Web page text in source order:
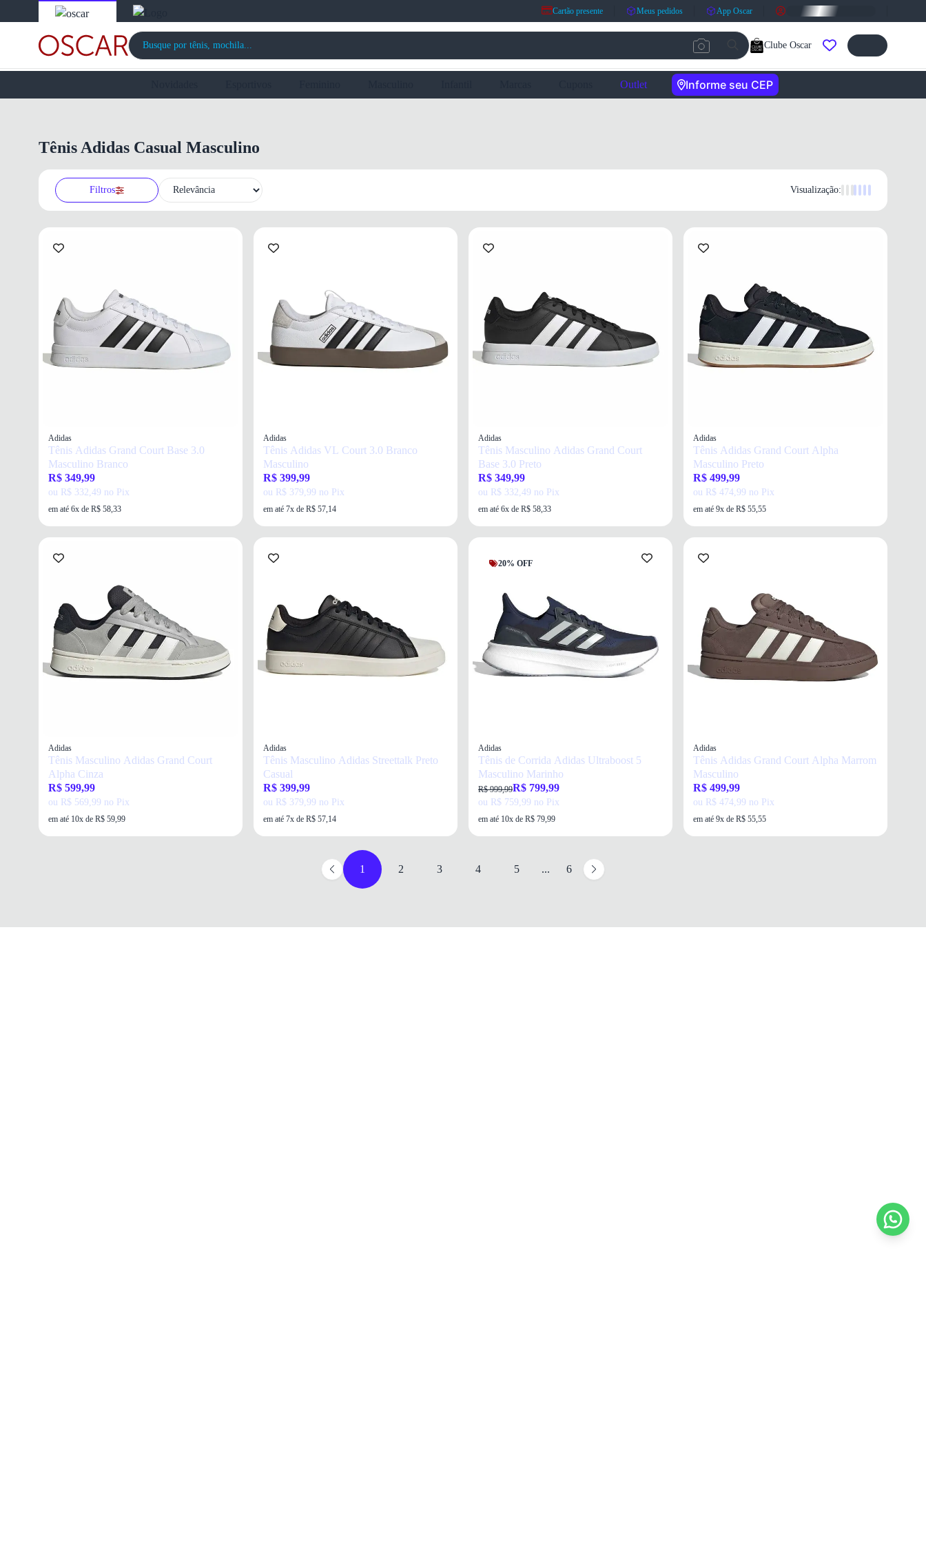
Cartão presente Meus pedidos App Oscar
Clube Oscar
Outlet Informe seu CEP
Tênis Adidas Casual Masculino
Filtros Visualização:
Adidas
Tênis Adidas Grand Court Base 3.0
Masculino Branco
R$ 349,99
ou R$ 332,49 no Pix
em até 6x de R$ 58,33
Adidas
Tênis Adidas VL Court 3.0 Branco
Masculino
R$ 399,99
ou R$ 379,99 no Pix
em até 7x de R$ 57,14
Adidas
Tênis Masculino Adidas Grand Court
Base 3.0 Preto
R$ 349,99
ou R$ 332,49 no Pix
em até 6x de R$ 58,33
Adidas
Tênis Adidas Grand Court Alpha
Masculino Preto
R$ 499,99
ou R$ 474,99 no Pix
em até 9x de R$ 55,55
Adidas
Tênis Masculino Adidas Grand Court
Alpha Cinza
R$ 599,99
ou R$ 569,99 no Pix
em até 10x de R$ 59,99
Adidas
Tênis Masculino Adidas Streettalk Preto
Casual
R$ 399,99
ou R$ 379,99 no Pix
em até 7x de R$ 57,14
20% OFF
Adidas
Tênis de Corrida Adidas Ultraboost 5
Masculino Marinho
R$ 999,99R$ 799,99
ou R$ 759,99 no Pix
em até 10x de R$ 79,99
Adidas
Tênis Adidas Grand Court Alpha Marrom
Masculino
R$ 499,99
ou R$ 474,99 no Pix
em até 9x de R$ 55,55
1 2 3 4 5 ... 6